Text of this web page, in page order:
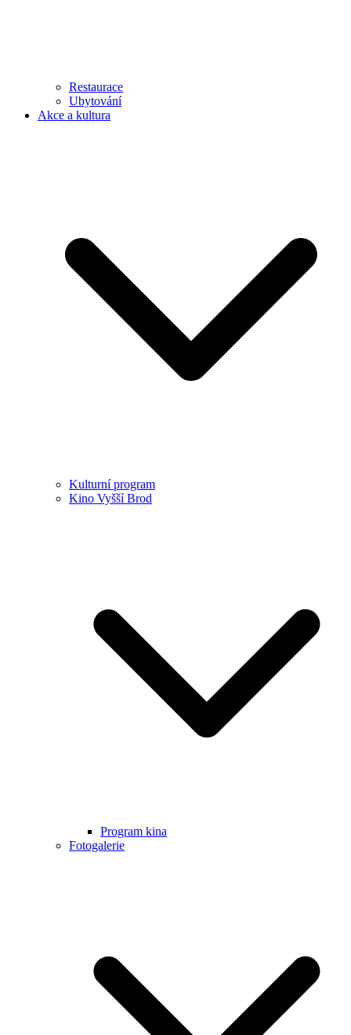
Restaurace
Ubytování
Akce a kultura
Kulturní program
Kino Vyšší Brod
Program kina
Fotogalerie